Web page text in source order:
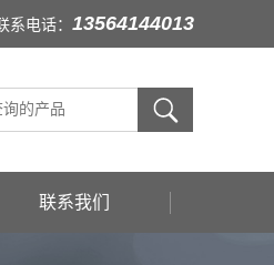
系电话： 13564144013
联系我们